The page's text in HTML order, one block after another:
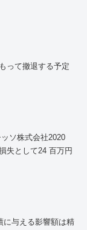
って撤退する予定
ソ株式会社2020
失として24 百万円
与える影響額は精